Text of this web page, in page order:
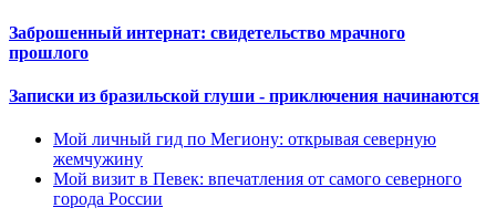
Заброшенный интернат: свидетельство мрачного
прошлого
Записки из бразильской глуши - приключения начинаются
Мой личный гид по Мегиону: открывая северную
жемчужину
Мой визит в Певек: впечатления от самого северного
города России